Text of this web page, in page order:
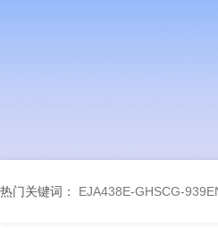
热门关键词： EJA438E-GHSCG-